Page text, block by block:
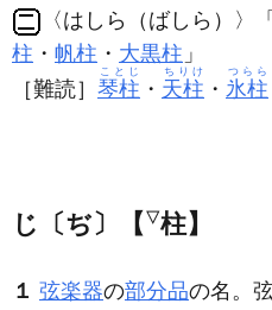
〈はしら（ばしら）〉「
柱 ・ 帆柱 ・ 大黒柱 」
［難読］ 琴柱
ことじ
・ 天柱
ちりけ
・ 氷柱
つらら
じ〔ぢ〕【 ▽柱】
１ 弦楽器の部分品の名。